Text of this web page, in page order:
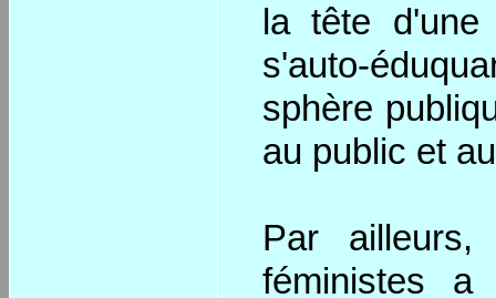
la tête d'une
s'auto-
sphère
au public et
Par ailleurs,
féministes a